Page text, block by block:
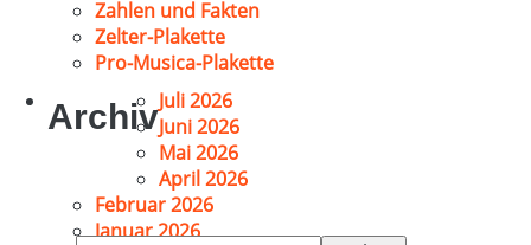
Zahlen und Fakten
Zelter-Plakette
Pro-Musica-Plakette
ArchivJuli 2026
Juni 2026
Mai 2026
April 2026
Februar 2026
Januar 2026